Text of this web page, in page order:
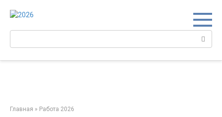
Поиск:
Главная » Работа 2026